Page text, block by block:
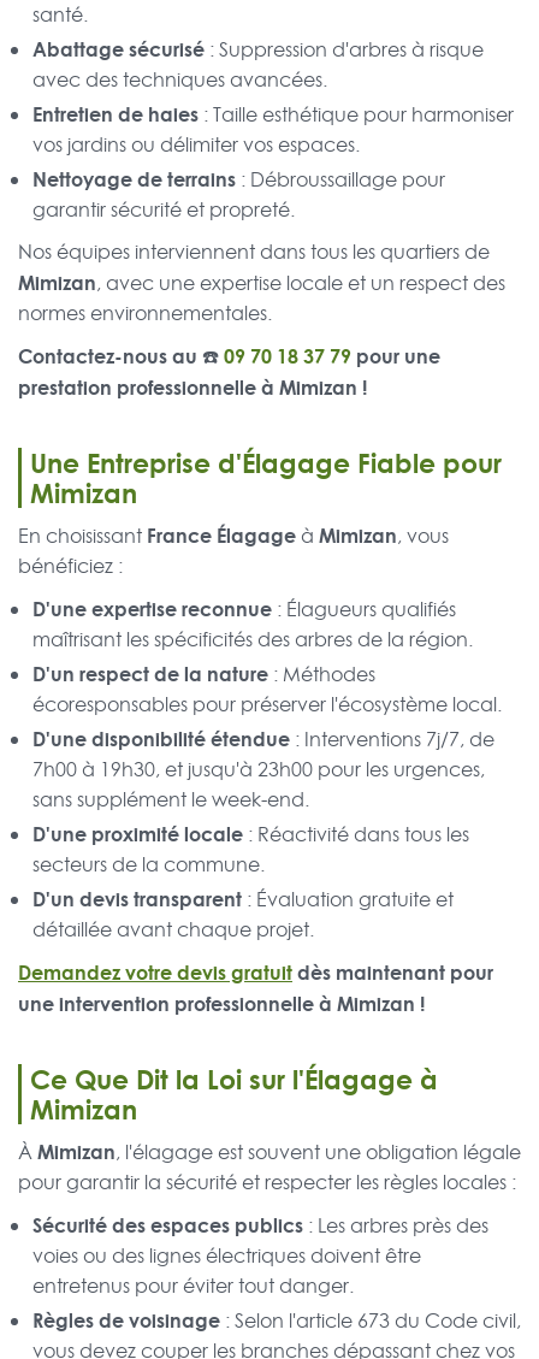
santé.
Abattage sécurisé : Suppression d'arbres à risque
avec des techniques avancées.
Entretien de haies : Taille esthétique pour harmoniser
vos jardins ou délimiter vos espaces.
Nettoyage de terrains : Débroussaillage pour
garantir sécurité et propreté.
Nos équipes interviennent dans tous les quartiers de
Mimizan, avec une expertise locale et un respect des
normes environnementales.
Contactez-nous au ☎️09 70 18 37 79 pour une
prestation professionnelle à Mimizan !
Une Entreprise d'Élagage Fiable pour
Mimizan
En choisissant France Élagageà Mimizan, vous
bénéficiez :
D'une expertise reconnue : Élagueurs qualifiés
maîtrisant les spécificités des arbres de la région.
D'un respect de la nature : Méthodes
écoresponsables pour préserver l'écosystème local.
D'une disponibilité étendue : Interventions 7j/7, de
7h00 à 19h30, et jusqu'à 23h00 pour les urgences,
sans supplément le week-end.
D'une proximité locale : Réactivité dans tous les
secteurs de la commune.
D'un devis transparent : Évaluation gratuite et
détaillée avant chaque projet.
Demandez votre devis gratuitdès maintenant pour
une intervention professionnelle à Mimizan !
Ce Que Dit la Loi sur l'Élagage à
Mimizan
ÀMimizan, l'élagage est souvent une obligation légale
pour garantir la sécurité et respecter les règles locales :
Sécurité des espaces publics : Les arbres près des
voies ou des lignes électriques doivent être
entretenus pour éviter tout danger.
Règles de voisinage : Selon l'article 673 du Code civil,
vous devez couper les branches dépassant chez vos